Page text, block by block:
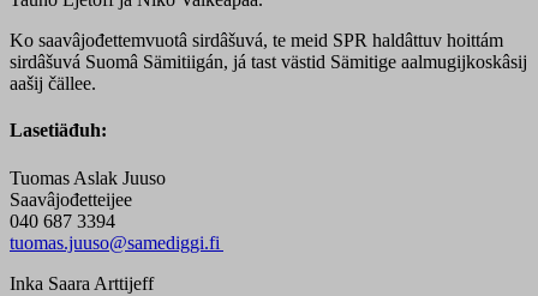
Ko saavâjođettemvuotâ sirdâšuvá, te meid SPR haldâttuv hoittám
sirdâšuvá Suomâ Sämitiigán, já tast västid Sämitige aalmugijkoskâsij
aašij čällee.
Lasetiäđuh:
Tuomas Aslak Juuso
Saavâjođetteijee
040 687 3394
tuomas.juuso@samediggi.fi
Inka Saara Arttijeff